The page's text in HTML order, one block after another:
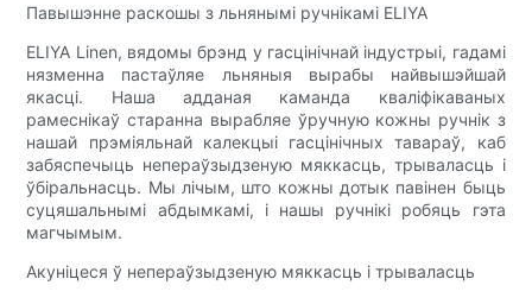
Павышэнне раскошы з льнянымі ручнікамі ELIYA
ELIYA Linen, вядомы брэнд у гасцінічнай індустрыі, гадамі
нязменна пастаўляе льняныя вырабы найвышэйшай
якасці. Наша адданая каманда кваліфікаваных
рамеснікаў старанна вырабляе ўручную кожны ручнік з
нашай прэміяльнай калекцыі гасцінічных тавараў, каб
забяспечыць непераўзыдзеную мяккасць, трываласць і
ўбіральнасць. Мы лічым, што кожны дотык павінен быць
суцяшальнымі абдымкамі, і нашы ручнікі робяць гэта
магчымым.
Акуніцеся ў непераўзыдзеную мяккасць і трываласць